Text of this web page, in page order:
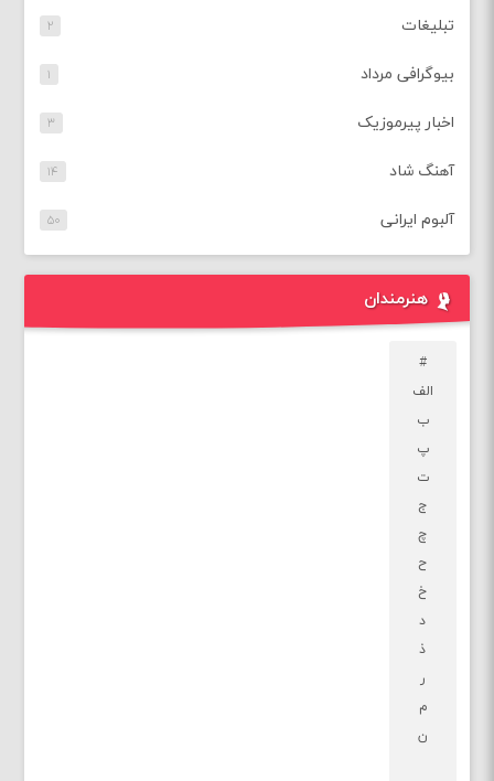
تبلیغات ۲
بیوگرافی مرداد ۱
اخبار پیرموزیک ۳
آهنگ شاد ۱۴
آلبوم ایرانی ۵۰
هنرمندان
#
الف
ب
پ
ت
ج
چ
ح
خ
د
ذ
ر
م
ن